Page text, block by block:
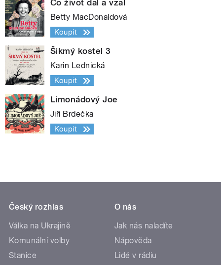
Co život dal a vzal
Betty MacDonaldová
Koupit
Šikmý kostel 3
Karin Lednická
Koupit
Limonádový Joe
Jiří Brdečka
Koupit
Český rozhlas
Válka na Ukrajině
Komunální volby
Stanice
O nás
Jak nás naladíte
Nápověda
Lidé v rádiu